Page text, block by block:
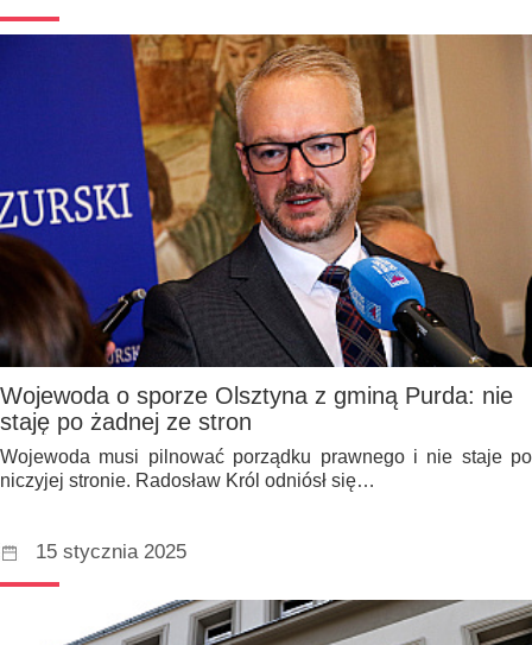
Wojewoda o sporze Olsztyna z gminą Purda: nie
staję po żadnej ze stron
Wojewoda musi pilnować porządku prawnego i nie staje po
niczyjej stronie. Radosław Król odniósł się…
15 stycznia 2025